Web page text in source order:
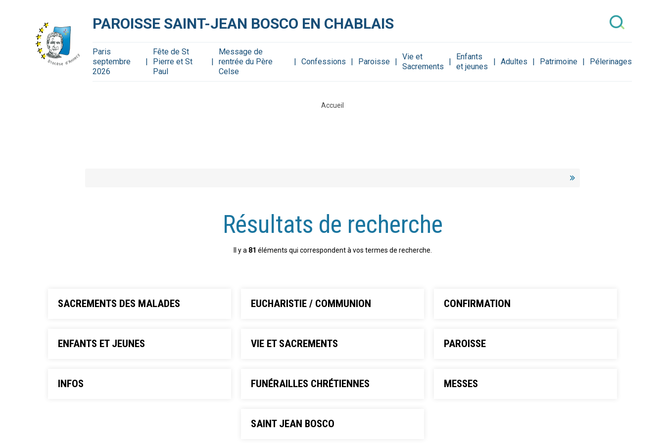
PAROISSE SAINT-JEAN BOSCO EN CHABLAIS
Paris
septembre
2026
Fête de St
Pierre et St
Paul
Message de
rentrée du Père
Celse
Confessions Paroisse
Vie et
Sacrements
Enfants
et jeunes
Adultes Patrimoine Pélerinages
Accueil
Résultats de recherche
Il y a 81 éléments qui correspondent à vos termes de recherche.
SACREMENTS DES MALADES EUCHARISTIE / COMMUNION CONFIRMATION
ENFANTS ET JEUNES VIE ET SACREMENTS PAROISSE
INFOS FUNÉRAILLES CHRÉTIENNES MESSES
SAINT JEAN BOSCO